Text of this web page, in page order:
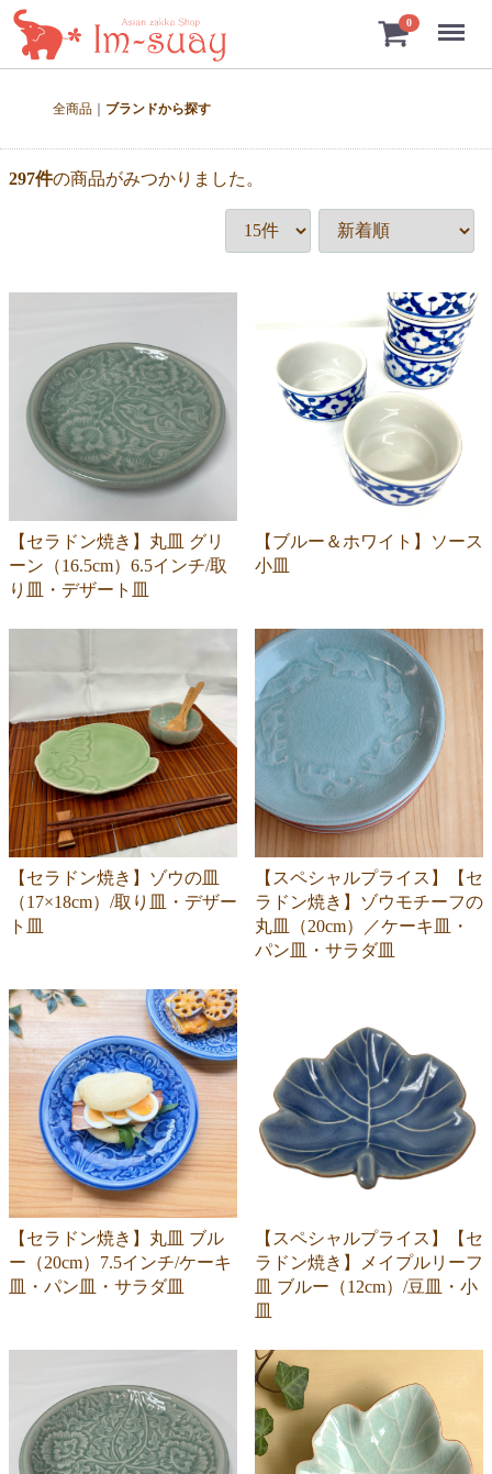
0 Menu
全商品 ブランドから探す
297件の商品がみつかりました。
【セラドン焼き】丸皿 グリ
ーン（16.5cm）6.5インチ/取
り皿・デザート皿
【ブルー＆ホワイト】ソース
小皿
【セラドン焼き】ゾウの皿
（17×18cm）/取り皿・デザー
ト皿
【スペシャルプライス】【セ
ラドン焼き】ゾウモチーフの
丸皿（20cm）／ケーキ皿・
パン皿・サラダ皿
【セラドン焼き】丸皿 ブル
ー（20cm）7.5インチ/ケーキ
皿・パン皿・サラダ皿
【スペシャルプライス】【セ
ラドン焼き】メイプルリーフ
皿 ブルー（12cm）/豆皿・小
皿